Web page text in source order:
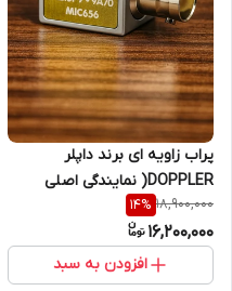
پراب زاویه ای برند داپلر
DOPPLER( نمایندگی اصلی
جوش آزما تجهیز 09120741826)
18,900,000
14%
16,200,000
افزودن به سبد